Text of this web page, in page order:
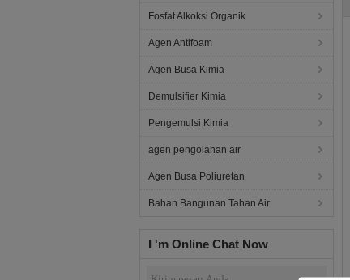
Fosfat Alkoksi Organik
Agen Antifoam
Agen Busa Kimia
Demulsifier Kimia
Pengemulsi Kimia
agen pengolahan air
Agen Busa Poliuretan
Bahan Bangunan Tahan Air
I 'm Online Chat Now